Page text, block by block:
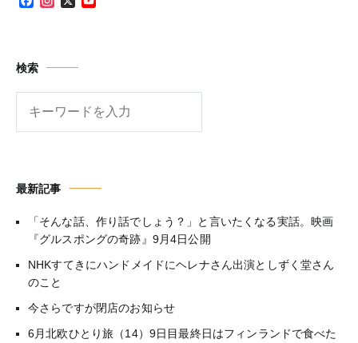
検索
最新記事
「そんな話、作り話でしょう？」と言いたくなる実話。映画
『グルスポングの奇跡』9月4日公開
NHKすてきにハンドメイドにヘレナさん出演としずく堂さん
のこと
今さらですが閉店のお知らせ
6月北欧ひとり旅（14）9日目最終日はフィンランドで食べた